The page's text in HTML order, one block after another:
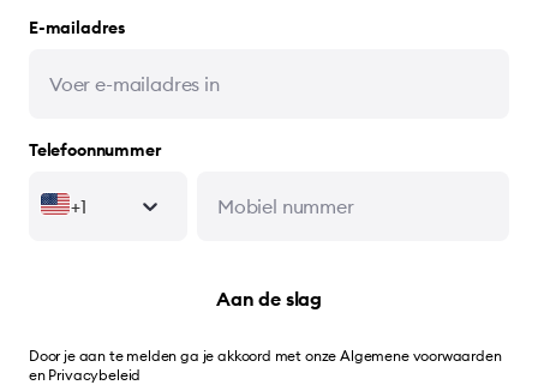
E-mailadres
Telefoonnummer
+1
Aan de slag
Door je aan te melden ga je akkoord met onzeAlgemene voorwaarden
en Privacybeleid